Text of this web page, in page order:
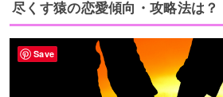
尽くす猿の恋愛傾向・攻略法は？
Save